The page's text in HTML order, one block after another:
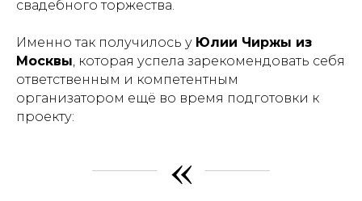
свадебного торжества.
Именно так получилось у Юлии Чиржы из
Москвы, которая успела зарекомендовать себя
ответственным и компетентным
организатором ещё во время подготовки к
проекту:
«